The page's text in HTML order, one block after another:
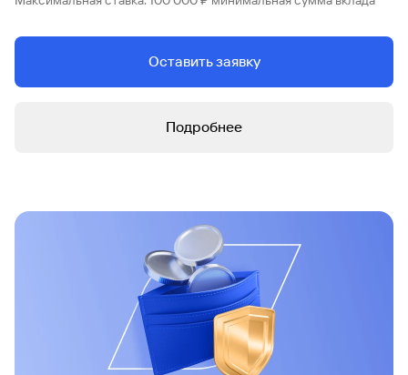
Оставить заявку
Подробнее